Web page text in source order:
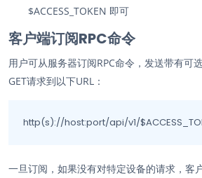
$ACCESS_TOKEN 即可
客户端订阅RPC命令
用户可从服务器订阅RPC命令，发送带有可
GET请求到以下URL：
http(s)://host:port/api/v1/
一旦订阅，如果没有对特定设备的请求，客